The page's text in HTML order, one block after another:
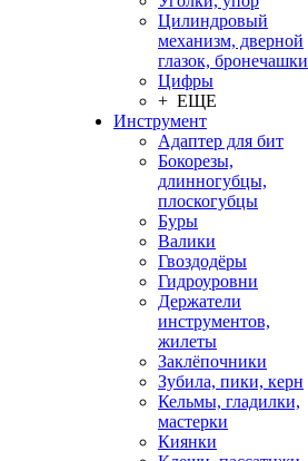
Цилиндровый
механизм, дверной
глазок, бронечашки
Цифры
+ ЕЩЕ
Инструмент
Адаптер для бит
Бокорезы,
длинногубцы,
плоскогубцы
Буры
Валики
Гвоздодёры
Гидроуровни
Держатели
инструментов,
жилеты
Заклёпочники
Зубила, пики, керн
Кельмы, гладилки,
мастерки
Киянки